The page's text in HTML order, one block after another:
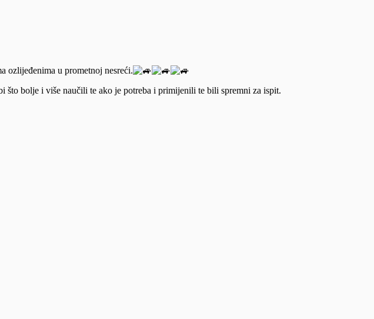
ozlijeđenima u prometnoj nesreći.
bolje i više naučili te ako je potreba i primijenili te bili spremni za ispit.